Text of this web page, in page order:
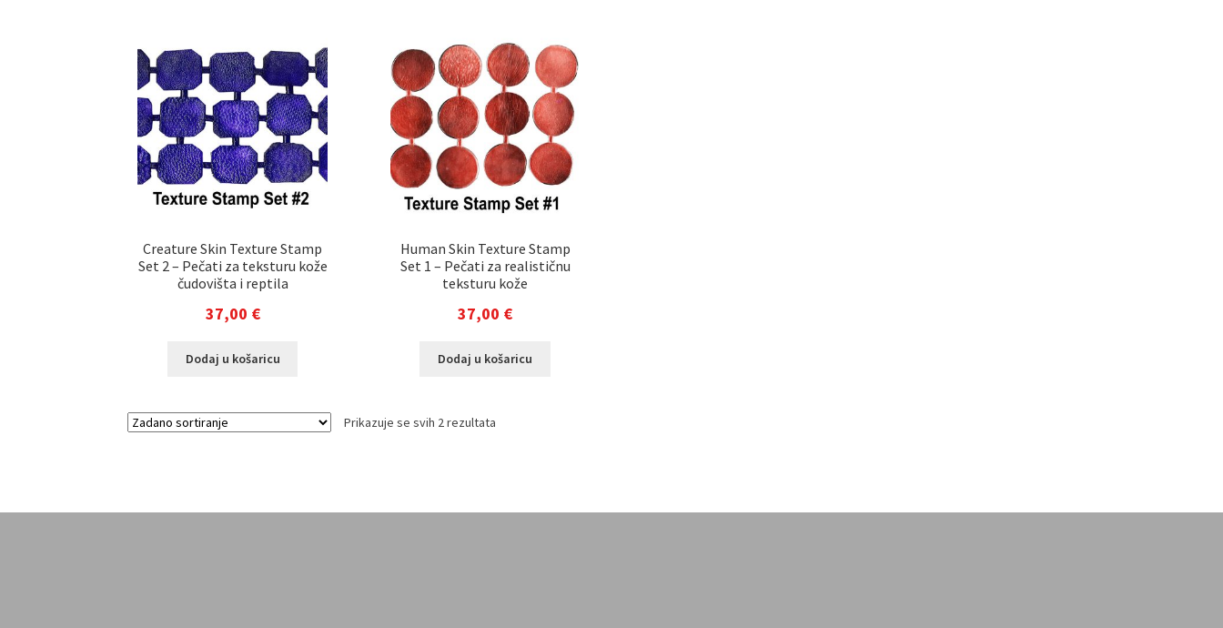
Creature Skin Texture Stamp
Set 2 – Pečati za teksturu kože
čudovišta i reptila
37,00 €
Dodaj u košaricu
Human Skin Texture Stamp
Set 1 – Pečati za realističnu
teksturu kože
37,00 €
Dodaj u košaricu
Prikazuje se svih 2 rezultata